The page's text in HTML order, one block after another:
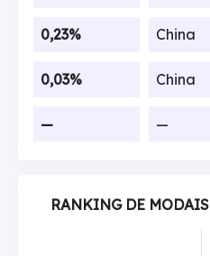
0,23% China
0,03% China
— —
RANKING DE MODAIS